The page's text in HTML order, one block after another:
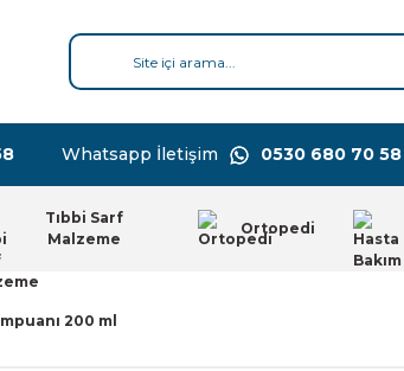
Whatsapp İletişim 0530 680 70 58
Tıbbi Sarf
Malzeme
Ortopedi
200 ml